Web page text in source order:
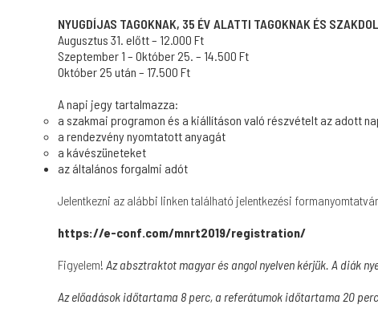
NYUGDÍJAS TAGOKNAK, 35 ÉV ALATTI TAGOKNAK ÉS
Augusztus 31. előtt – 12.000 Ft
Szeptember 1 – Október 25. – 14.500 Ft
Október 25 után – 17.500 Ft
A napi jegy tartalmazza:
a szakmai programon és a kiállításon való részvételt az adott
a rendezvény nyomtatott anyagát
a kávészüneteket
az általános forgalmi adót
Jelentkezni az alábbi linken található jelentkezési
https://e-conf.com/mnrt2019/registration/
Figyelem! Az absztraktot magyar és angol nyelven kérjük. A diák
Az előadások időtartama 8 perc, a referátumok időtartama 20